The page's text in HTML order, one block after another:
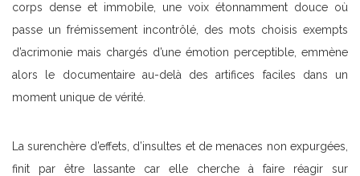
corps dense et immobile, une voix étonnamment douce où
passe un frémissement incontrôlé, des mots choisis exempts
d’acrimonie mais chargés d’une émotion perceptible, emmène
alors le documentaire au-delà des artifices faciles dans un
moment unique de vérité.
La surenchère d’effets, d’insultes et de menaces non expurgées,
finit par être lassante car elle cherche à faire réagir sur